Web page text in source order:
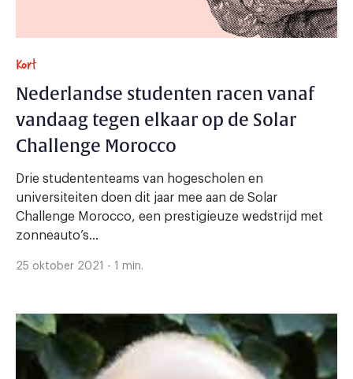
Kort
Nederlandse studenten racen vanaf
vandaag tegen elkaar op de Solar
Challenge Morocco
Drie studententeams van hogescholen en
universiteiten doen dit jaar mee aan de Solar
Challenge Morocco, een prestigieuze wedstrijd met
zonneauto’s...
25 oktober 2021 - 1 min.